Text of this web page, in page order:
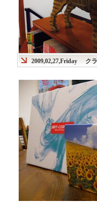
2009,02,27,Friday ク